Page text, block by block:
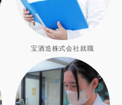
宝酒造株式会社就職